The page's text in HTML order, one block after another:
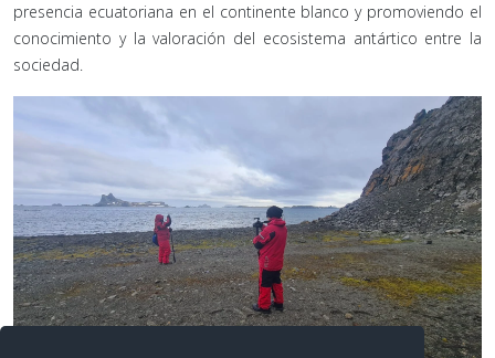
presencia ecuatoriana en el continente blanco y promoviendo el
conocimiento y la valoración del ecosistema antártico entre la
sociedad.